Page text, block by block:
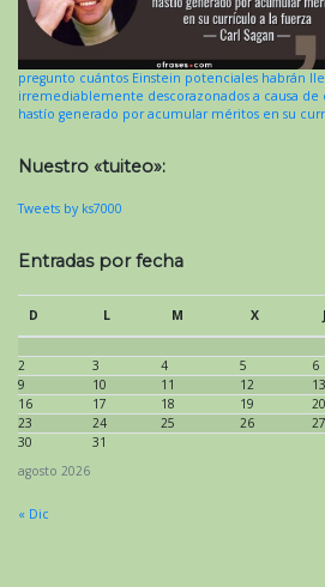
pregunto cuántos Einstein potenciales habrán
irremediablemente descorazonados a causa
hastío generado por acumular méritos en su
Nuestro «tuiteo»:
Tweets by ks7000
Entradas por fecha
agosto 2026
D L M X J
2
3 4 5 6
9
10 11 12 13
16
17 18 19 20
23
24 25 26 27
30
31
« Dic